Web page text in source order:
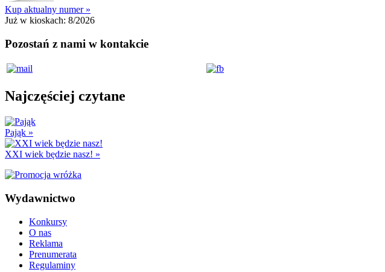
Kup aktualny numer »
Już w kioskach: 8/2026
Pozostań z nami w kontakcie
Najczęściej czytane
Pająk »
XXI wiek będzie nasz! »
Wydawnictwo
Konkursy
O nas
Reklama
Prenumerata
Regulaminy